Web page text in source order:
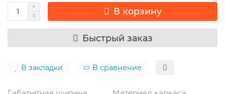
В корзину
Быстрый заказ
В закладки В сравнение